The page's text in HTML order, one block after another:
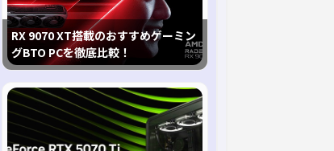
RX 9070 XT搭載のおすすめゲーミン
グBTO PCを徹底比較！